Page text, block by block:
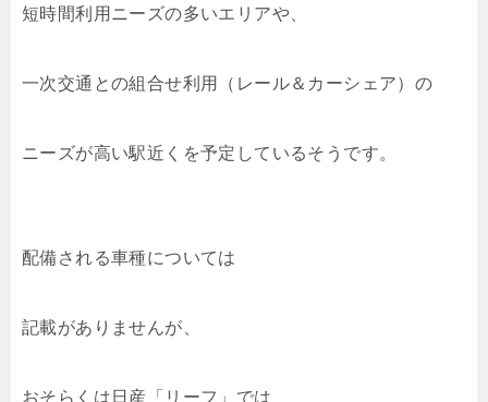
短時間利用ニーズの多いエリアや、
一次交通との組合せ利用（レール＆カーシェア）の
ニーズが高い駅近くを予定しているそうです。
配備される車種については
記載がありませんが、
おそらくは日産「リーフ」では